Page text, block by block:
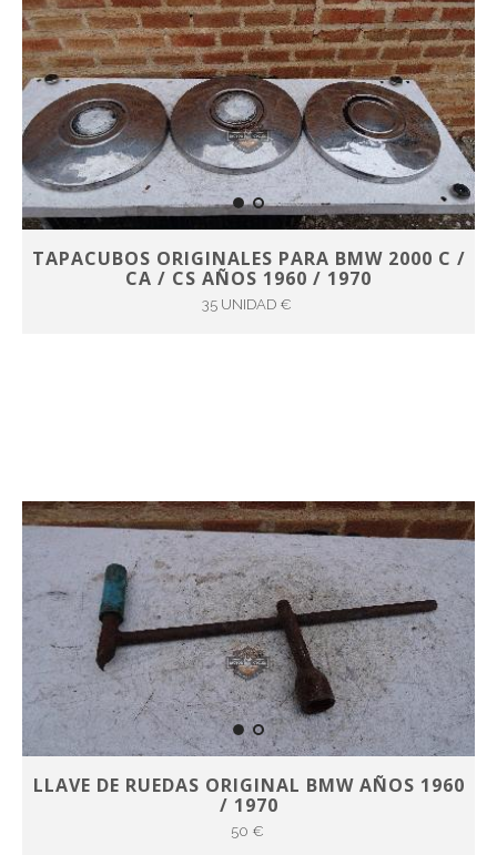
TAPACUBOS ORIGINALES PARA BMW 2000 C /
CA / CS AÑOS 1960 / 1970
35 UNIDAD €
LLAVE DE RUEDAS ORIGINAL BMW AÑOS 1960
/ 1970
50 €